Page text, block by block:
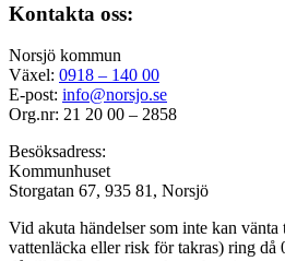
Kontakta oss:
Norsjö kommun
Växel: 0918 – 140 00
E-post: info@norsjo.se
Org.nr: 21 20 00 – 2858
Besöksadress:
Kommunhuset
Storgatan 67, 935 81, Norsjö
Vid akuta händelser som inte kan vänta
vattenläcka ellerrisk för takras) ring då